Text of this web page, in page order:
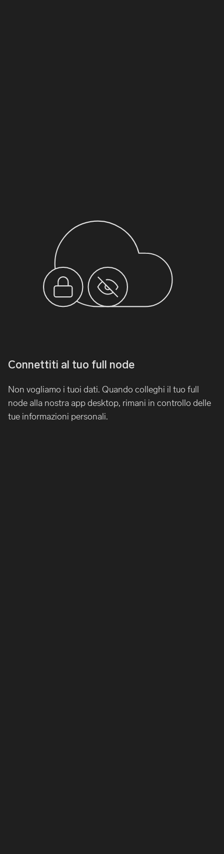
Connettiti al tuo full node
Non vogliamo i tuoi dati. Quando colleghi il tuo full
node alla nostra app desktop, rimani in controllo delle
tue informazioni personali.